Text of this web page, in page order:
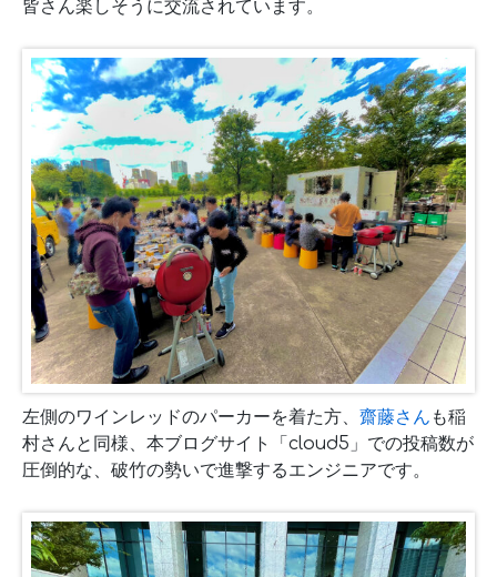
皆さん楽しそうに交流されています。
左側のワインレッドのパーカーを着た方、 齋藤さん も稲
村さんと同様、本ブログサイト「cloud5」での投稿数が
圧倒的な、破竹の勢いで進撃するエンジニアです。